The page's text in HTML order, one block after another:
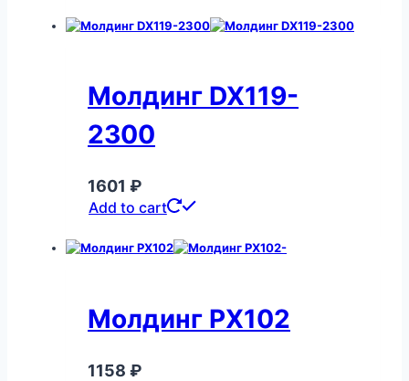
Молдинг DX119-
2300
1601 ₽
Add to cart
Молдинг PX102
1158 ₽